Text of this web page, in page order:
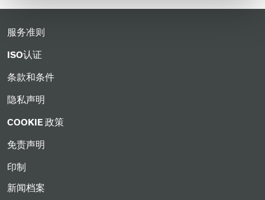
服务准则
ISO认证
条款和条件
隐私声明
COOKIE 政策
免责声明
印制
新闻档案